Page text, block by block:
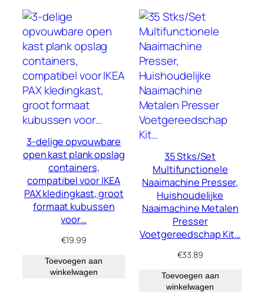
3-delige opvouwbare
open kast plank opslag
containers,
compatibel voor IKEA
PAX kledingkast, groot
formaat kubussen
voor…
€19.99
Toevoegen aan
winkelwagen
35 Stks/Set
Multifunctionele
Naaimachine Presser,
Huishoudelijke
Naaimachine Metalen
Presser
Voetgereedschap Kit…
€33.89
Toevoegen aan
winkelwagen